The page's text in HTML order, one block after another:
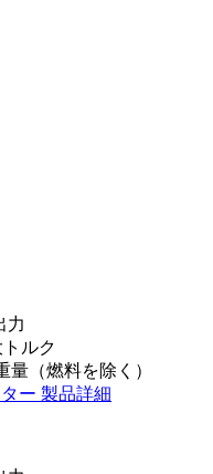
力
ルク
量（燃料を除く）
ー 製品詳細